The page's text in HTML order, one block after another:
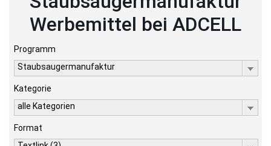
Werbemittel bei ADCELL
Programm
Staubsaugermanufaktur
Kategorie
alle Kategorien
Format